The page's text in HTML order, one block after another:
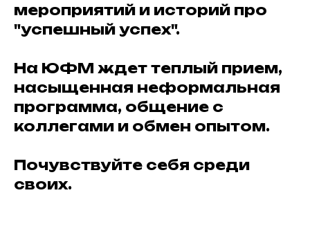
мероприятий и историй про
"успешный успех".
На ЮФМ ждет теплый прием,
насыщенная неформальная
программа, общение с
коллегами и обмен опытом.
Почувствуйте себя среди
своих.